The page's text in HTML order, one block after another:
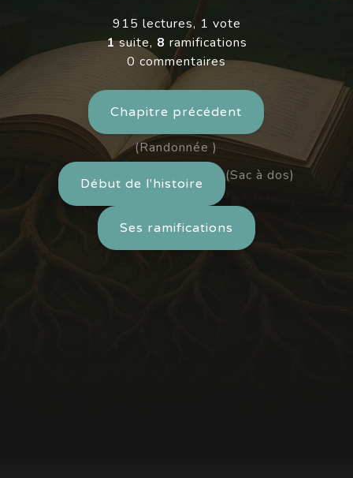
915 lectures, 1 vote
1suite, 8 ramifications
0 commentaires
Chapitre précédent
(Randonnée )
Début de l'histoire (Sac à dos)
Ses ramifications